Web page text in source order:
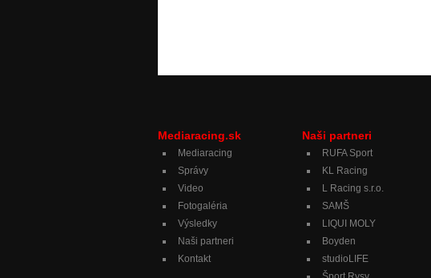
Mediaracing.sk
Mediaracing
Správy
Video
Fotogaléria
Výsledky
Naši partneri
Kontakt
Naši partneri
RUFA Sport
KL Racing
L Racing s.r.o.
SAMŠ
LIQUI MOLY
Boyden
studioLIFE